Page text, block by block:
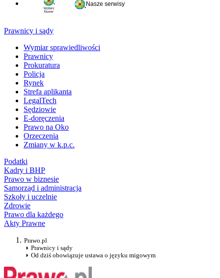
Nasze serwisy
Prawnicy i sądy
Wymiar sprawiedliwości
Prawnicy
Prokuratura
Policja
Rynek
Strefa aplikanta
LegalTech
Sędziowie
E-doręczenia
Prawo na Oko
Orzeczenia
Zmiany w k.p.c.
Podatki
Kadry i BHP
Prawo w biznesie
Samorząd i administracja
Szkoły i uczelnie
Zdrowie
Prawo dla każdego
Akty Prawne
Prawo.pl
Prawnicy i sądy
Od dziś obowiązuje ustawa o języku migowym